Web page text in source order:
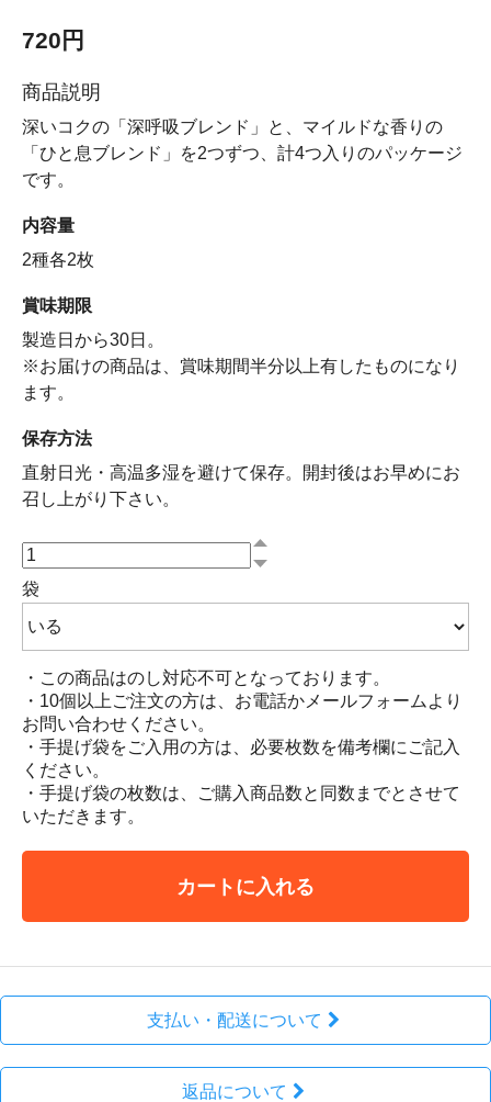
720円
商品説明
深いコクの「深呼吸ブレンド」と、マイルドな香りの
「ひと息ブレンド」を2つずつ、計4つ入りのパッケージ
です。
内容量
2種各2枚
賞味期限
製造日から30日。
※お届けの商品は、賞味期間半分以上有したものになり
ます。
保存方法
直射日光・高温多湿を避けて保存。開封後はお早めにお
召し上がり下さい。
袋
・この商品はのし対応不可となっております。
・10個以上ご注文の方は、お電話かメールフォームより
お問い合わせください。
・手提げ袋をご入用の方は、必要枚数を備考欄にご記入
ください。
・手提げ袋の枚数は、ご購入商品数と同数までとさせて
いただきます。
カートに入れる
支払い・配送について
返品について